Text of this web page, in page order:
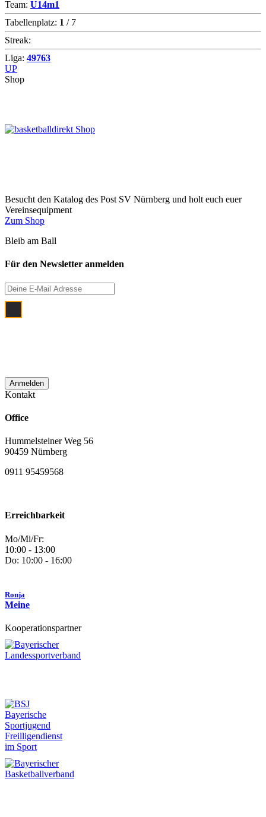
Team: U14m1
Tabellenplatz: 1 / 7
Streak:
Liga: 49763
UP
Shop
Besucht den Katalog des Post SV Nürnberg und holt euch euer
Vereinsequipment
Zum Shop
Bleib am Ball
Für den Newsletter anmelden
Kontakt
Office
Hummelsteiner Weg 56
90459 Nürnberg
0911 95459568
Erreichbarkeit
Mo/Mi/Fr:
10:00 - 13:00
Do: 10:00 - 16:00
Ronja
Meine
Kooperationspartner